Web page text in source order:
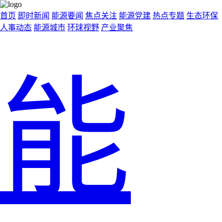
首页 即时新闻 能源要闻 焦点关注 能源党建 热点专题 生态环保
人事动态 能源城市 环球视野 产业聚焦
能